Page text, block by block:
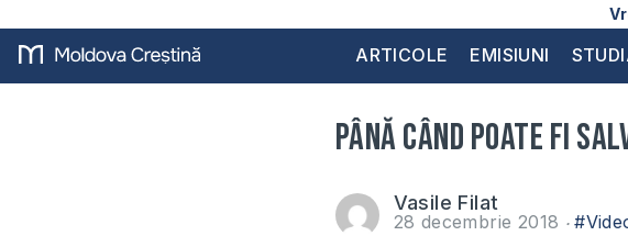
ARTICOLE EMISIUNI
Până când poate fi
Vasile Filat
28 decembrie 2018